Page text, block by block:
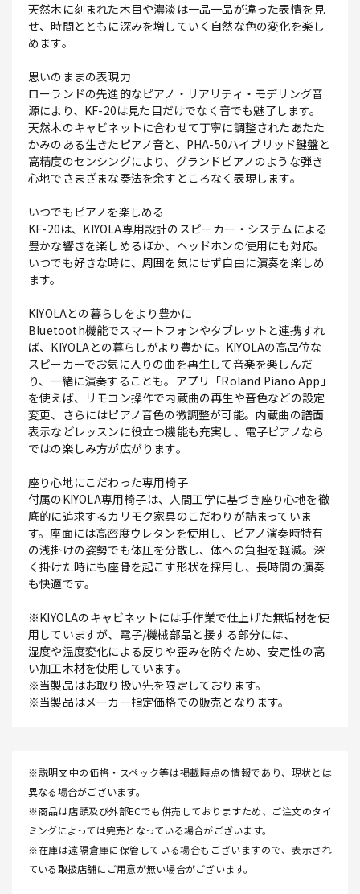
天然木に刻まれた木目や濃淡は一品一品が違った表情を見
せ、時間とともに深みを増していく自然な色の変化を楽し
めます。
思いのままの表現力
ローランドの先進的なピアノ・リアリティ・モデリング音
源により、KF-20は見た目だけでなく音でも魅了します。
天然木のキャビネットに合わせて丁寧に調整されたあたた
かみのある生きたピアノ音と、PHA-50ハイブリッド鍵盤と
高精度のセンシングにより、グランドピアノのような弾き
心地でさまざまな奏法を余すところなく表現します。
いつでもピアノを楽しめる
KF-20は、KIYOLA専用設計のスピーカー・システムによる
豊かな響きを楽しめるほか、ヘッドホンの使用にも対応。
いつでも好きな時に、周囲を気にせず自由に演奏を楽しめ
ます。
KIYOLAとの暮らしをより豊かに
Bluetooth機能でスマートフォンやタブレットと連携すれ
ば、KIYOLAとの暮らしがより豊かに。KIYOLAの高品位な
スピーカーでお気に入りの曲を再生して音楽を楽しんだ
り、一緒に演奏することも。アプリ「Roland Piano App」
を使えば、リモコン操作で内蔵曲の再生や音色などの設定
変更、さらにはピアノ音色の微調整が可能。内蔵曲の譜面
表示などレッスンに役立つ機能も充実し、電子ピアノなら
ではの楽しみ方が広がります。
座り心地にこだわった専用椅子
付属のKIYOLA専用椅子は、人間工学に基づき座り心地を徹
底的に追求するカリモク家具のこだわりが詰まっていま
す。座面には高密度ウレタンを使用し、ピアノ演奏時特有
の浅掛けの姿勢でも体圧を分散し、体への負担を軽減。深
く掛けた時にも座骨を起こす形状を採用し、長時間の演奏
も快適です。
※KIYOLAのキャビネットには手作業で仕上げた無垢材を使
用していますが、電子/機械部品と接する部分には、
湿度や温度変化による反りや歪みを防ぐため、安定性の高
い加工木材を使用しています。
※当製品はお取り扱い先を限定しております。
※当製品はメーカー指定価格での販売となります。
※説明文中の価格・スペック等は掲載時点の情報であり、現状とは
異なる場合がございます。
※商品は店頭及び外部ECでも併売しておりますため、ご注文のタイ
ミングによっては完売となっている場合がございます。
※在庫は遠隔倉庫に保管している場合もございますので、表示され
ている取扱店舗にご用意が無い場合がございます。